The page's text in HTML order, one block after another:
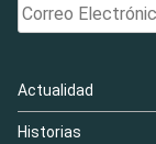
Actualidad
Historias